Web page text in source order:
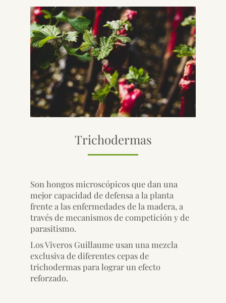
Trichodermas
Son hongos microscópicos que dan una
mejor capacidad de defensa a la planta
frente a las enfermedades de la madera, a
través de mecanismos de competición y de
parasitismo.
Los Viveros Guillaume usan una mezcla
exclusiva de diferentes cepas de
trichodermas para lograr un efecto
reforzado.